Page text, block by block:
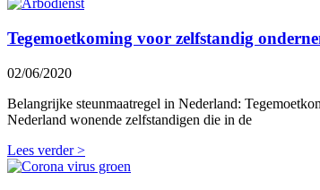
Tegemoetkoming voor zelfstandig
02/06/2020
Belangrijke steunmaatregel in Nederland:
Nederland wonende zelfstandigen die in de
Lees verder >